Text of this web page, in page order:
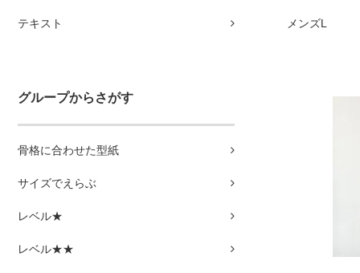
テキスト
グループからさがす
骨格に合わせた型紙
サイズでえらぶ
レベル★
レベル★★
メンズL